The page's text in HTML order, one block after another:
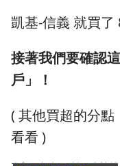
凱基-信義 就買了
接著我們要確認
戶」！
( 其他買超的分
看看 )